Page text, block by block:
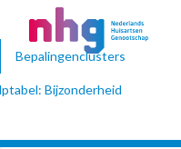
Bepalingenclusters
Bijzonderheid